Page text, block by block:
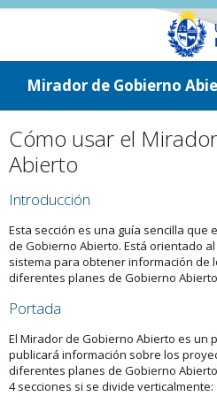
ir a contenido
ir al menú
Mirador de Gobierno
Cómo usar el
Abierto
Introducción
Esta sección es una guía sencilla que
de Gobierno Abierto. Está orientado
sistema para obtener información de
diferentes planes de Gobierno
Portada
El Mirador de Gobierno Abierto es un
publicará información sobre los
diferentes planes de Gobierno
4 secciones si se divide verticalmente: